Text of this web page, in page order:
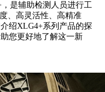
是辅助检测人员进行工
、高灵活性、高精准
绍XLG4+系列产品的探
您更好地了解这一新